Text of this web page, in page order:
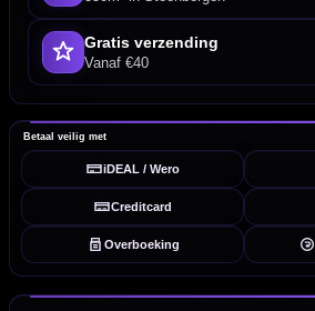
Gratis verzending
Vanaf €40
Betaal veilig met
iDEAL / Wero
Creditcard
Overboeking